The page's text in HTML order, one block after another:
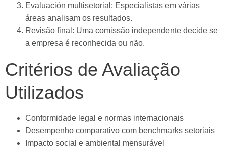
Evaluación multisetorial: Especialistas em várias
áreas analisam os resultados.
Revisão final: Uma comissão independente decide se
a empresa é reconhecida ou não.
Critérios de Avaliação
Utilizados
Conformidade legal e normas internacionais
Desempenho comparativo com benchmarks setoriais
Impacto social e ambiental mensurável